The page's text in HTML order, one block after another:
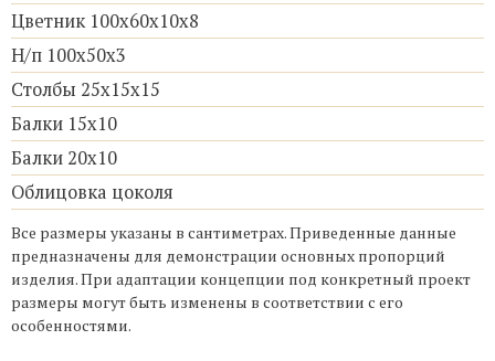
Цветник 100х60х10х8
Н/п 100х50х3
Столбы 25х15х15
Балки 15х10
Балки 20х10
Облицовка цоколя
Все размеры указаны в сантиметрах. Приведенные данные
предназначены для демонстрации основных пропорций
изделия. При адаптации концепции под конкретный проект
размеры могут быть изменены в соответствии с его
особенностями.